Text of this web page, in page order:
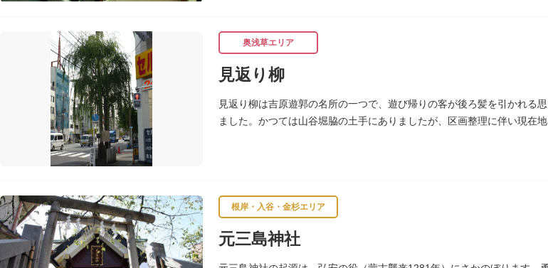
奥浅草エリア
見返り柳
見返り柳は吉原遊郭の名所の一つで、遊び帰りの客が後ろ髪を引かれる
ました。かつては山谷堀脇の土手にありましたが、区画整理に伴い現在
根岸・入谷・金杉エリア
元三島神社